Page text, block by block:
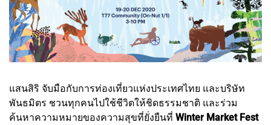
แสนสิริ จับมือกับการท่องเที่ยวแห่งประเทศไทย และบริษัท
พันธมิตร ชวนทุกคนไปใช้ชีวิตให้ชิดธรรมชาติ และร่วม
ค้นหาความหมายของความสุขที่ยั่งยืนที่ Winter Market Fest